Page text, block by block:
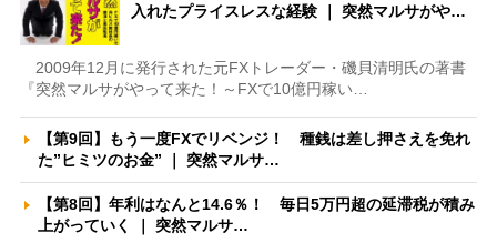
入れたプライスレスな経験 ｜ 突然マルサがや…
2009年12月に発行された元FXトレーダー・磯貝清明氏の著書
『突然マルサがやって来た！～FXで10億円稼い…
【第9回】もう一度FXでリベンジ！ 種銭は差し押さえを免れ
た”ヒミツのお金” ｜ 突然マルサ…
【第8回】年利はなんと14.6％！ 毎日5万円超の延滞税が積み
上がっていく ｜ 突然マルサ…